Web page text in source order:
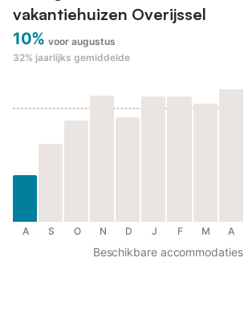
vakantiehuizen Overijssel
10% voor augustus
32% jaarlijks gemiddelde
A S O N D J F M A
Beschikbare accommodaties